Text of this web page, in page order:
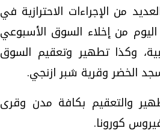
من الإجراءات الاحترازية في
من إخلاء السوق الأسبوعي
وكذا تطهير وتعقيم السوق
الخضر وقرية شبر ازنجي.
والتعقيم بكافة مدن وقرى
كورونا.
وإجابات
السبت، 01 اغسطس 2026 10:25 ص